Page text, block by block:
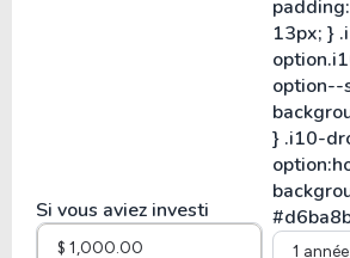
Si vous aviez investi
1 année